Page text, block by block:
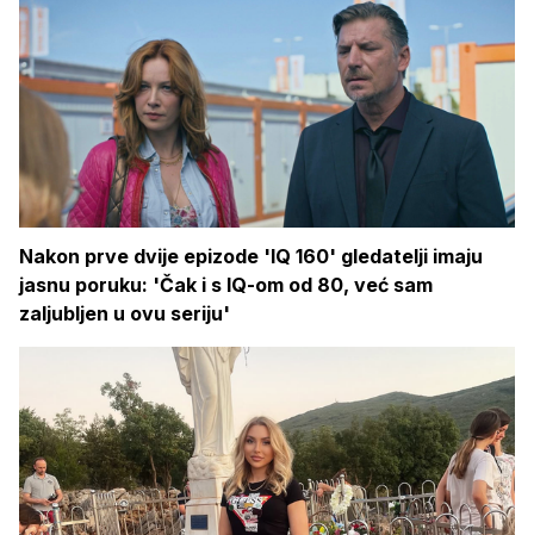
Nakon prve dvije epizode 'IQ 160' gledatelji imaju
jasnu poruku: 'Čak i s IQ-om od 80, već sam
zaljubljen u ovu seriju'